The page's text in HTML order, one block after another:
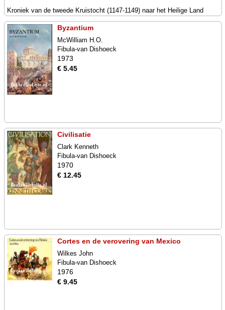
Kroniek van de tweede Kruistocht (1147-1149) naar het Heilige Land
Byzantium
McWilliam H.O.
Fibula-van Dishoeck
1973
€ 5.45
Civilisatie
Clark Kenneth
Fibula-van Dishoeck
1970
€ 12.45
Cortes en de verovering van Mexico
Wilkes John
Fibula-van Dishoeck
1976
€ 9.45